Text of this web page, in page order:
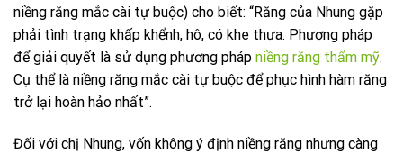
niềng răng mắc cài tự buộc) cho biết: “Răng của Nhung gặp
phải tình trạng khấp khểnh, hô, có khe thưa. Phương pháp
để giải quyết là sử dụng phương pháp niềng răng thẩm mỹ.
Cụ thể là niềng răng mắc cài tự buộc để phục hình hàm răng
trở lại hoàn hảo nhất”.
Đối với chị Nhung, vốn không ý định niềng răng nhưng càng